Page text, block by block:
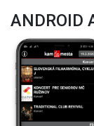
ANDROID